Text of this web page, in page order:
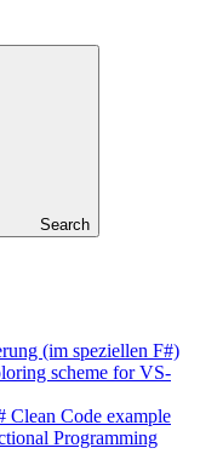
Search
(im speziellen F#)
scheme for VS-
Clean Code example
Programming